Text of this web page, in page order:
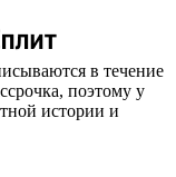
в течение
поэтому у
истории и